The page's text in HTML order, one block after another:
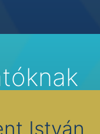
István